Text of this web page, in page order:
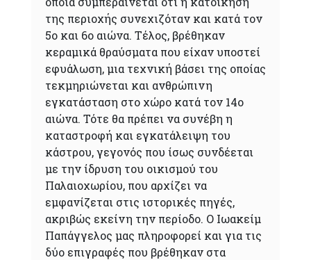
της περιοχής συνεχιζόταν και κατά τον
5ο και 6ο αιώνα. Τέλος, βρέθηκαν
κεραμικά θραύσματα που είχαν υποστεί
εφυάλωση, μια τεχνική βάσει της οποίας
τεκμηριώνεται και ανθρώπινη
εγκατάσταση στο χώρο κατά τον 14ο
αιώνα. Τότε θα πρέπει να συνέβη η
καταστροφή και εγκατάλειψη του
κάστρου, γεγονός που ίσως συνδέεται
με την ίδρυση του οικισμού του
Παλαιοχωρίου, που αρχίζει να
εμφανίζεται στις ιστορικές πηγές,
ακριβώς εκείνη την περίοδο. Ο Ιωακείμ
Παπάγγελος μας πληροφορεί και για τις
δύο επιγραφές που βρέθηκαν στα